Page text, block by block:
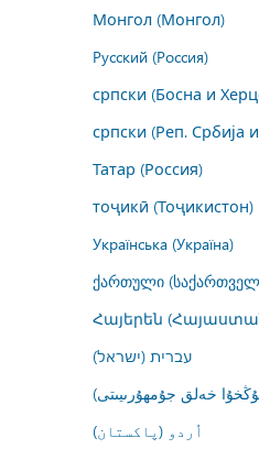
Монгол (Монгол)
Русский (Россия)
српски (Босна и
српски (Реп. Србија
Татар (Россия)
тоҷикӣ (Тоҷикистон)
Українська (Україна)
ქართული
Հայերեն
עברית (ישראל)
خەلق جۇمھۇرىيىتى)
اُردو (پاکستان)